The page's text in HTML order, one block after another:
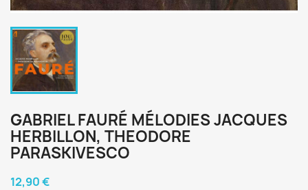
GABRIEL FAURÉ MÉLODIES JACQUES
HERBILLON, THEODORE
PARASKIVESCO
12,90 €